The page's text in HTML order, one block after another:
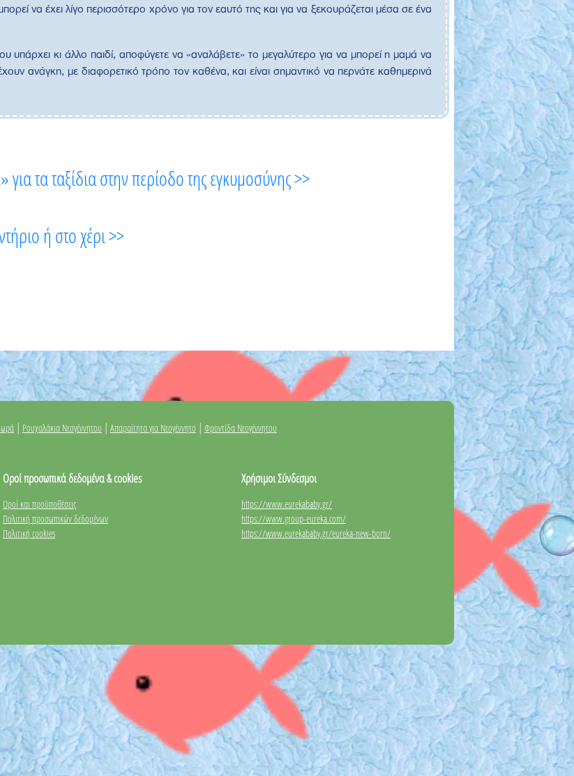
να έχει λίγο περισσότερο χρόνο για τον εαυτό της και για να ξεκουράζεται μέσα σε ένα
υπάρχει κι άλλο παιδί, αποφύγετε να «αναλάβετε» το μεγαλύτερο για να μπορεί η μαμά να
ανάγκη, με διαφορετικό τρόπο τον καθένα, και είναι σημαντικό να περνάτε καθημερινά
τα ταξίδια στην περίοδο της εγκυμοσύνης >>
ή στο χέρι >>
| Ρουχαλάκια Νεογέννητου | Απαραίτητα για Νεογέννητο | Φροντίδα Νεογέννητου
Οροί προσωπικά δεδομένα & cookies
Οροί και προϋποθέσεις
Πολιτική προσωπικών δεδομένων
Πολιτική cookies
Χρήσιμοι Σύνδεσμοι
https://www.eurekababy.gr/
https://www.group-eureka.com/
https://www.eurekababy.gr/eureka-new-born/